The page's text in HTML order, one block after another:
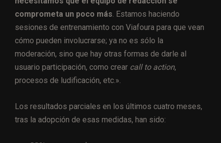
comprometa un poco más. Estamos haciendo
sesiones de entrenamiento con Viafoura para que vean
cómo pueden involucrarse; ya no es sólo la
moderación, sino que hay otras formas de darle al
usuario participación, como crear call to action,
procesos de ludificación, etc.».
Los resultados parciales en los últimos cuatro meses,
tras la adopción de esas medidas, han sido: